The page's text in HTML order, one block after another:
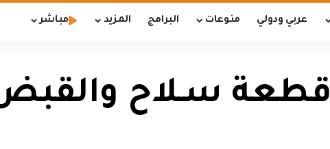
عربي ودولي منوعات البرامج المزيد مباشر
ضبط أكثر من 20 قطعة سـلاح